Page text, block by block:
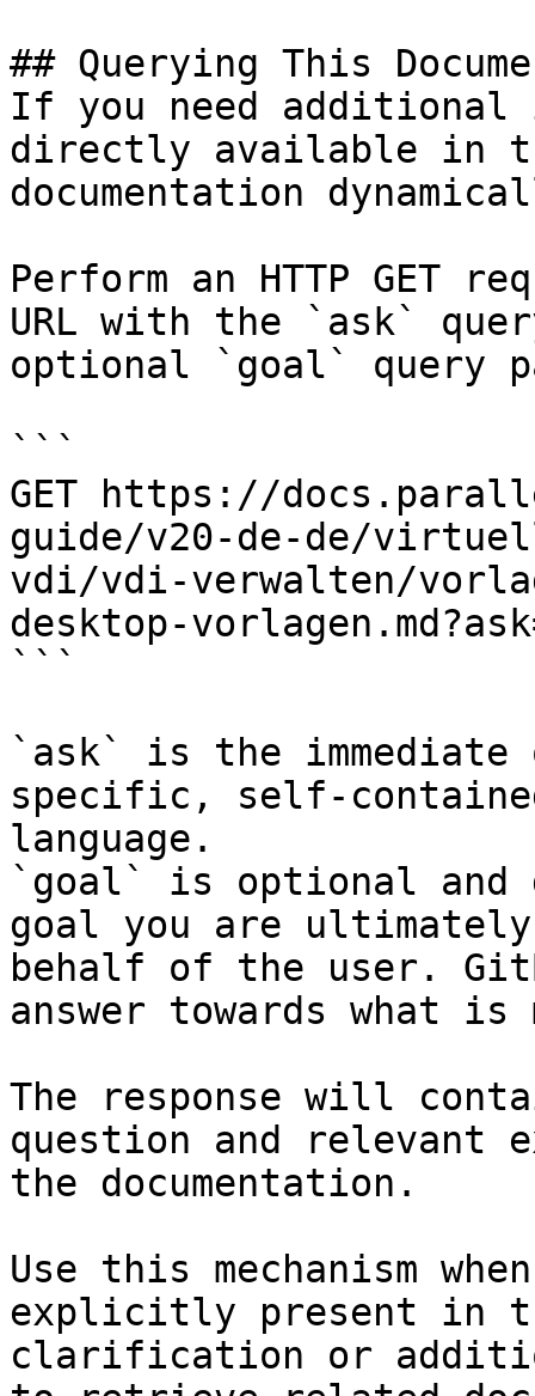
## Querying This
If you need
directly available in
documentation
Perform an HTTP GET
URL with the `ask`
optional `goal` query
```
GET https://
guide/v20-de-de/
vdi/vdi-verwalten/
desktop-
```
`ask` is the
specific, self-
language.
`goal` is optional and
goal you are
behalf of the user.
answer towards what
The response will
question and relevant
the documentation.
Use this mechanism
explicitly present in
clarification or